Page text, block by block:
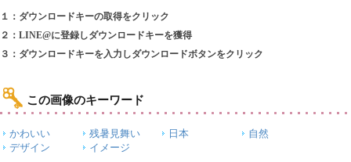
１：ダウンロードキーの取得をクリック
２：LINE@に登録しダウンロードキーを獲得
３：ダウンロードキーを入力しダウンロードボタンをクリック
この画像のキーワード
かわいい 残暑見舞い 日本
自然
デザイン
イメージ